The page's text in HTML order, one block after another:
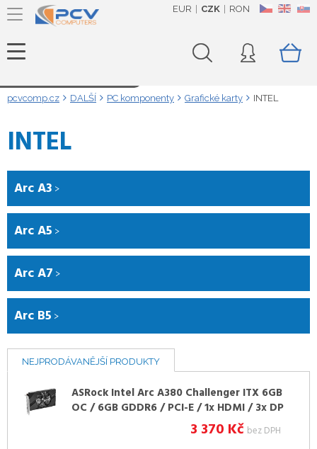
CZ EN SK
EUR CZK RON
pcvcomp.cz DALŠÍ PC komponenty Grafické karty INTEL
INTEL
Arc A3
Arc A5
Arc A7
Arc B5
NEJPRODÁVANĚJŠÍ PRODUKTY
ASRock Intel Arc A380 Challenger ITX 6GB
OC / 6GB GDDR6 / PCI-E / 1x HDMI / 3x DP
3 370 Kč bez DPH